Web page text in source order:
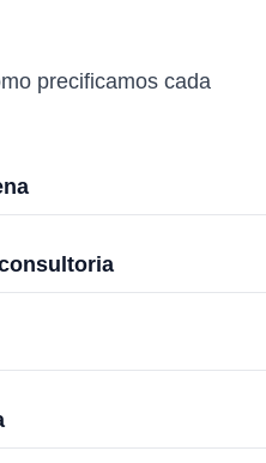
precificamos cada